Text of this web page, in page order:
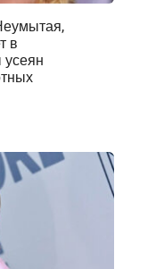
в
усеян